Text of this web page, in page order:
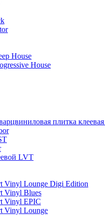
House
House
плитка клеевая
LVT
Vinyl Lounge Digi Edition
Vinyl Blues
Vinyl EPIC
Vinyl Lounge